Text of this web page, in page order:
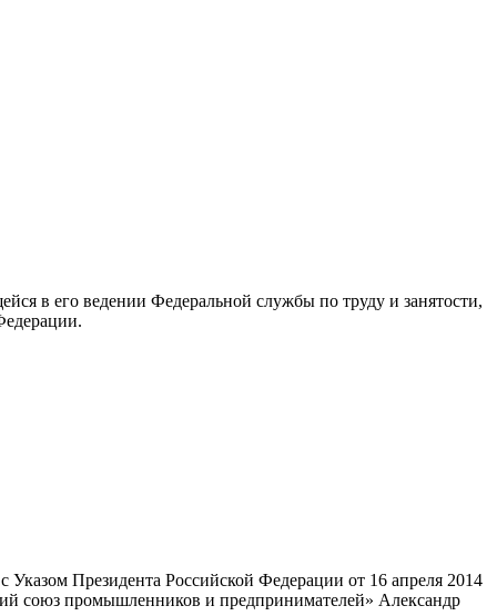
в его ведении Федеральной службы по труду и занятости,
Президента Российской Федерации от 16 апреля 2014
союз промышленников и предпринимателей» Александр